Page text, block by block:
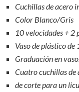
Cuchillas de acero
Color Blanco/Gris
10 velocidades + 2
Vaso de plástico de
Graduación en
Cuatro cuchillas
de corte para un